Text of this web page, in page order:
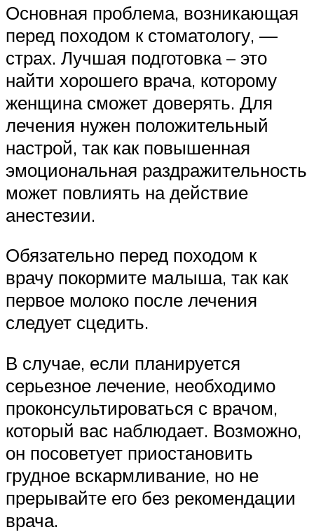
Основная проблема, возникающая
перед походом к стоматологу, —
страх. Лучшая подготовка – это
найти хорошего врача, которому
женщина сможет доверять. Для
лечения нужен положительный
настрой, так как повышенная
эмоциональная раздражительность
может повлиять на действие
анестезии.
Обязательно перед походом к
врачу покормите малыша, так как
первое молоко после лечения
следует сцедить.
В случае, если планируется
серьезное лечение, необходимо
проконсультироваться с врачом,
который вас наблюдает. Возможно,
он посоветует приостановить
грудное вскармливание, но не
прерывайте его без рекомендации
врача.